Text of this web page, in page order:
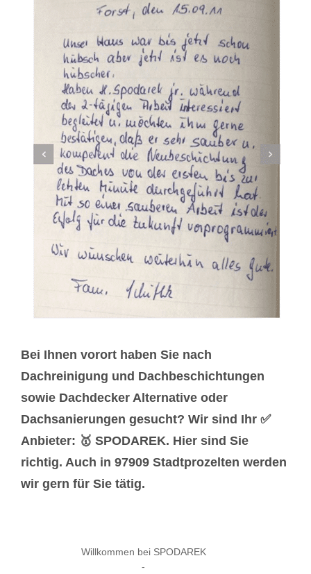
Bei Ihnen vorort haben Sie nach
Dachreinigung und Dachbeschichtungen
sowie Dachdecker Alternative oder
Dachsanierungen gesucht? Wir sind Ihr ✅
Anbieter: 🥇 SPODAREK. Hier sind Sie
richtig. Auch in 97909 Stadtprozelten werden
wir gern für Sie tätig.
Willkommen bei SPODAREK
-